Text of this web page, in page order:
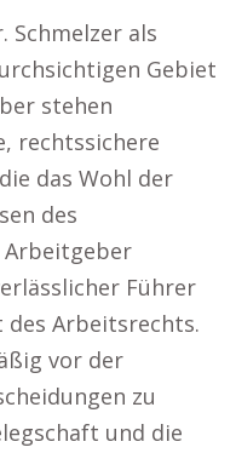
als
Gebiet
stehen
rechtssichere
das Wohl der
des
Arbeitgeber
Führer
Arbeitsrechts.
vor der
zu
und die